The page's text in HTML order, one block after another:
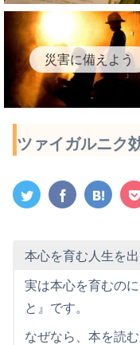
災害に備えよう
ツァイガルニク
本心を育む人生を
実は本心を育むの
と』です。
なぜなら、本を読